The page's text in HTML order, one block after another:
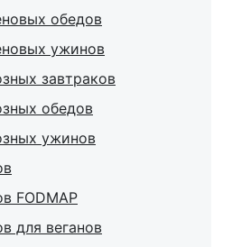
обедов
ужинов
завтраков
обедов
ужинов
FODMAP
для веганов